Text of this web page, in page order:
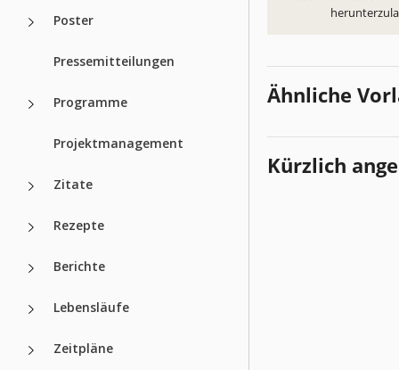
Poster
Pressemitteilungen
Programme
Projektmanagement
Zitate
Rezepte
Berichte
Lebensläufe
Zeitpläne
Ähnliche
Kürzlich